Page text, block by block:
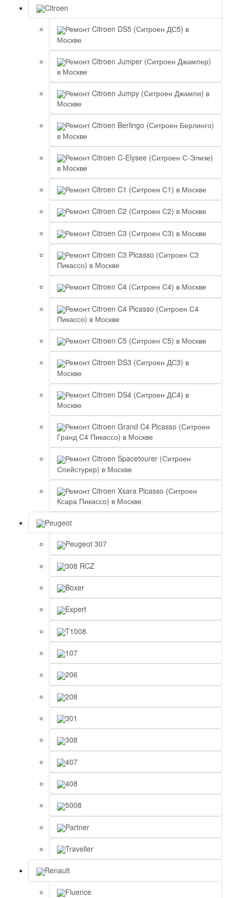
Citroen
Ремонт Citroen DS5 (Ситроен ДС5) в
Москве
Ремонт Citroen Jumper (Ситроен Джампер)
в Москве
Ремонт Citroen Jumpy (Ситроен Джампи) в
Москве
Ремонт Citroen Berlingo (Ситроен Берлинго)
в Москве
Ремонт Citroen C-Elysee (Ситроен С-Элизе)
в Москве
Ремонт Citroen C1 (Ситроен С1) в Москве
Ремонт Citroen C2 (Ситроен С2) в Москве
Ремонт Citroen C3 (Ситроен С3) в Москве
Ремонт Citroen C3 Picasso (Ситроен С3
Пикассо) в Москве
Ремонт Citroen C4 (Ситроен С4) в Москве
Ремонт Citroen C4 Picasso (Ситроен С4
Пикассо) в Москве
Ремонт Citroen C5 (Ситроен С5) в Москве
Ремонт Citroen DS3 (Ситроен ДС3) в
Москве
Ремонт Citroen DS4 (Ситроен ДС4) в
Москве
Ремонт Citroen Grand C4 Picasso (Ситроен
Гранд С4 Пикассо) в Москве
Ремонт Citroen Spacetourer (Ситроен
Спейстурер) в Москве
Ремонт Citroen Xsara Picasso (Ситроен
Ксара Пикассо) в Москве
Peugeot
Peugeot 307
308 RCZ
Boxer
Expert
T1008
107
206
208
301
308
407
408
5008
Partner
Traveller
Renault
Fluence